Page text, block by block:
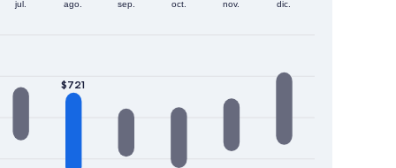
jul. ago. sep. oct. nov. dic.
$721